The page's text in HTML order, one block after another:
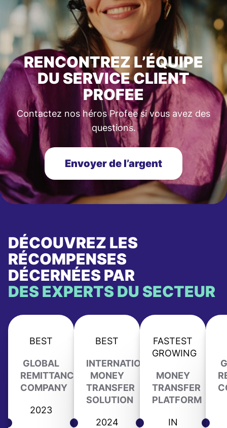
RENCONTREZ L’ÉQUIPE
DU SERVICE CLIENT
PROFEE
Contactez nos héros Profee si vous avez des
questions.
Envoyer de l’argent
DÉCOUVREZ LES
RÉCOMPENSES
DÉCERNÉES PAR
DES EXPERTS DU SECTEUR
BEST
GLOBAL
REMITTANCE
COMPANY
2023
BEST
INTERNATIONAL
MONEY
TRANSFER
SOLUTION
2024
FASTEST
GROWING
MONEY
TRANSFER
PLATFORM
IN